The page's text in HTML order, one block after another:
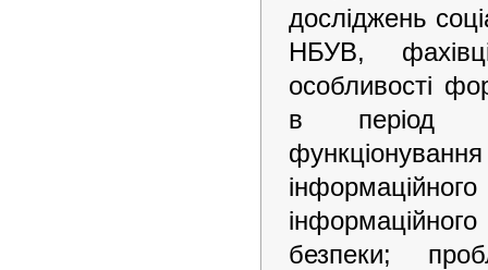
досліджень
НБУВ,
особливості
в період
функціонування
безпеки;